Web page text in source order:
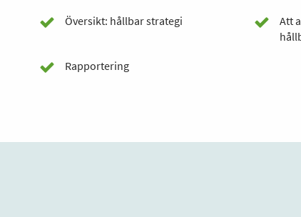
Översikt: hållbar strategi
Att
Rapportering